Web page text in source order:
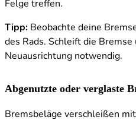
Felge treffen.
Tipp: Beobachte deine
des Rads. Schleift die
Neuausrichtung notwendig.
Abgenutzte oder verglaste
Bremsbeläge verschleißen